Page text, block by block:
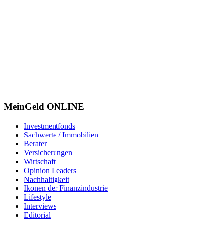
MeinGeld ONLINE
Investmentfonds
Sachwerte / Immobilien
Berater
Versicherungen
Wirtschaft
Opinion Leaders
Nachhaltigkeit
Ikonen der Finanzindustrie
Lifestyle
Interviews
Editorial